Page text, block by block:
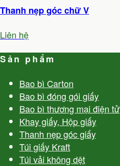
Thanh nẹp góc chữ V
Liên hệ
Sản phẩm
Bao bì Carton
Bao bì đóng gói giấy
Bao bì thương mại điện tử
Khay giấy, Hộp giấy
Thanh nẹp góc giấy
Túi giấy Kraft
Túi vải không dệt